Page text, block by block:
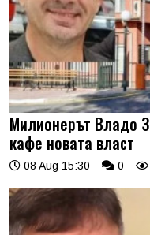
Милионерът Владо
кафе новата власт
08 Aug 15:30 0